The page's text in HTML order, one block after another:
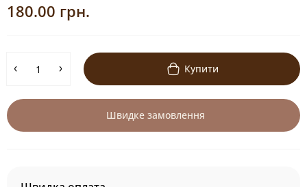
180.00 грн.
Купити
Швидке замовлення